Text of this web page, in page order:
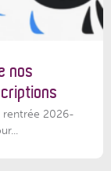
nos
rentrée 2026-